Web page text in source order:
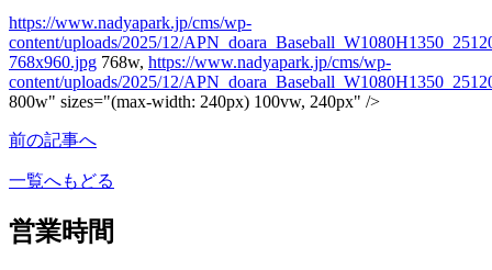
https://www.nadyapark.jp/cms/wp-
content/uploads/2025/12/
768x960.jpg 768w, https://www.nadyapark.jp/cms/wp-
content/uploads/2025/12/
800w" sizes="(max-width: 240px) 100vw, 240px" />
前の記事へ
一覧へもどる
営業時間